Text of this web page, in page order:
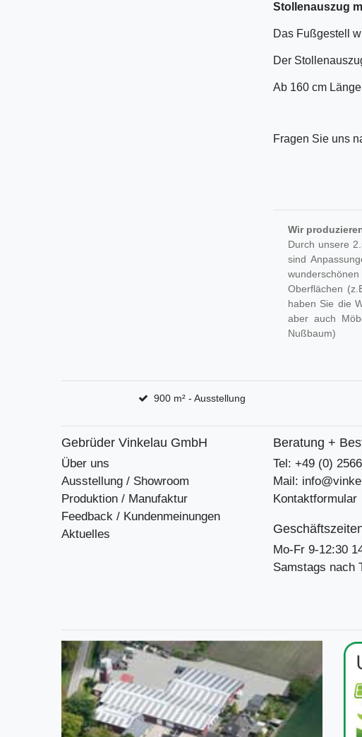
Stollenauszug
Das Fußgestell
Der
Ab 160 cm
Fragen Sie uns
Wir
Durch unsere
sind
Oberflächen
haben Sie die
aber auch
Nußbaum)
900 m² - Ausstellung
Gebrüder Vinkelau GmbH
Über uns
Ausstellung / Showroom
Produktion / Manufaktur
Feedback / Kundenmeinungen
Aktuelles
Beratung +
Tel: +49 (0)
Mail:
Kontaktformular
Mo-Fr 9-12:30
Samstags nach